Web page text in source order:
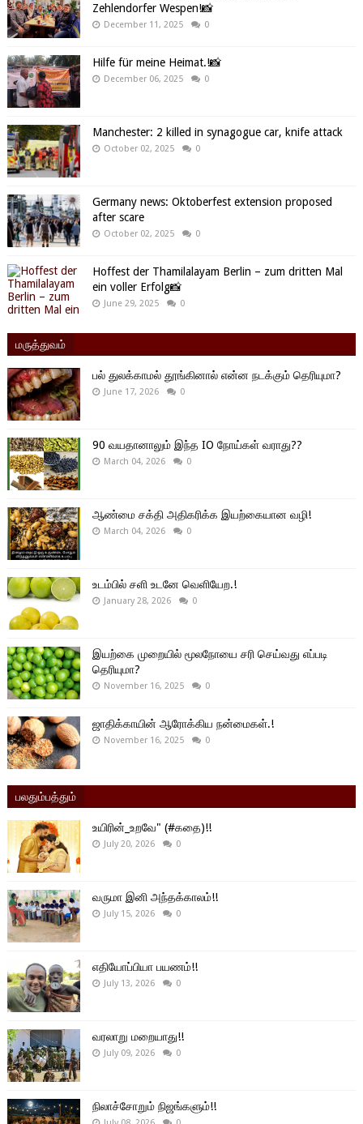
Zehlendorfer Wespen!📸
December 11, 2025 0
Hilfe für meine Heimat.!📸
December 06, 2025 0
Manchester: 2 killed in synagogue car, knife attack
October 02, 2025 0
Germany news: Oktoberfest extension proposed
after scare
October 02, 2025 0
Hoffest der Thamilalayam Berlin – zum dritten Mal
ein voller Erfolg📸
June 29, 2025 0
மருத்துவம்
பல் துலக்காமல் தூங்கினால் என்ன நடக்கும் தெரியுமா?
June 17, 2026 0
90 வயதானாலும் இந்த IO நோய்கள் வராது??
March 04, 2026 0
ஆண்மை சக்தி அதிகரிக்க இயற்கையான வழி!
March 04, 2026 0
உடம்பில் சளி உடனே வெளியேற.!
January 28, 2026 0
இயற்கை முறையில் மூலநோயை சரி செய்வது எப்படி
தெரியுமா?
November 16, 2025 0
ஜாதிக்காயின் ஆரோக்கிய நன்மைகள்.!
November 16, 2025 0
பலதும்பத்தும்
உயிரின்_உறவே" (#கதை)!!
July 20, 2026 0
வருமா இனி அந்தக்காலம்!!
July 15, 2026 0
எதியோப்பியா பயணம்!!
July 13, 2026 0
வரலாறு மறையாது!!
July 09, 2026 0
நிலாச்சோறும் நிஜங்களும்!!